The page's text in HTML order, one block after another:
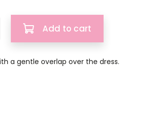
Add to cart
a gentle overlap over the dress.